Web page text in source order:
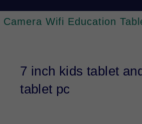
Wifi Education
7 inch kids tablet
tablet pc